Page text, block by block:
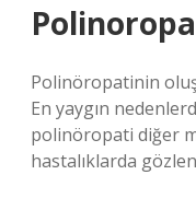
Polinöropatinin
En yaygın
polinöropati diğer
hastalıklarda